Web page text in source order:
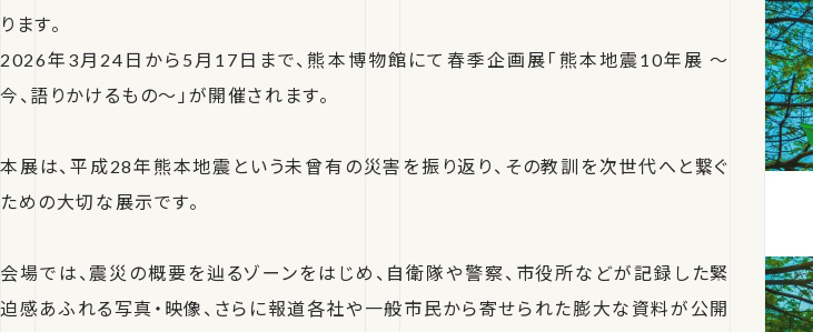
ります。
2026年3月24日から5月17日まで、熊本博物館にて春季企画展「熊本地震10年展 ～
今、語りかけるもの～」が開催されます。
本展は、平成28年熊本地震という未曾有の災害を振り返り、その教訓を次世代へと繋ぐ
ための大切な展示です。
会場では、震災の概要を辿るゾーンをはじめ、自衛隊や警察、市役所などが記録した緊
迫感あふれる写真・映像、さらに報道各社や一般市民から寄せられた膨大な資料が公開